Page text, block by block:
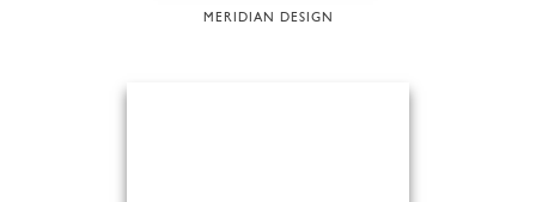
MERIDIAN DESIGN